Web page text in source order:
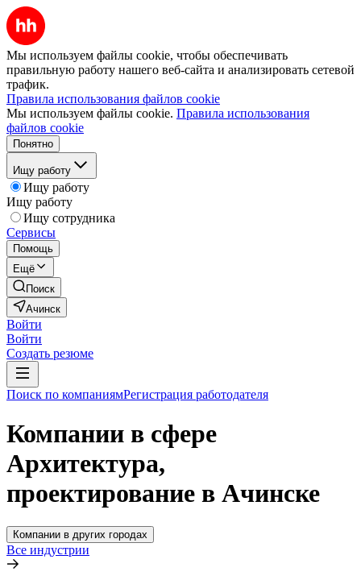
Мы используем файлы cookie, чтобы обеспечивать
правильную работу нашего веб-сайта и анализировать сетевой
трафик.
Правила использования файлов cookie
Мы используем файлы cookie. Правила использования
файлов cookie
Понятно
Ищу работу
Ищу работу
Ищу работу
Ищу сотрудника
Сервисы
Помощь
Ещё
Поиск
Ачинск
Войти
Войти
Создать резюме
Поиск по компаниямРегистрация работодателя
Компании в сфере
Архитектура,
проектирование в Ачинске
Компании в других городах
Все индустрии